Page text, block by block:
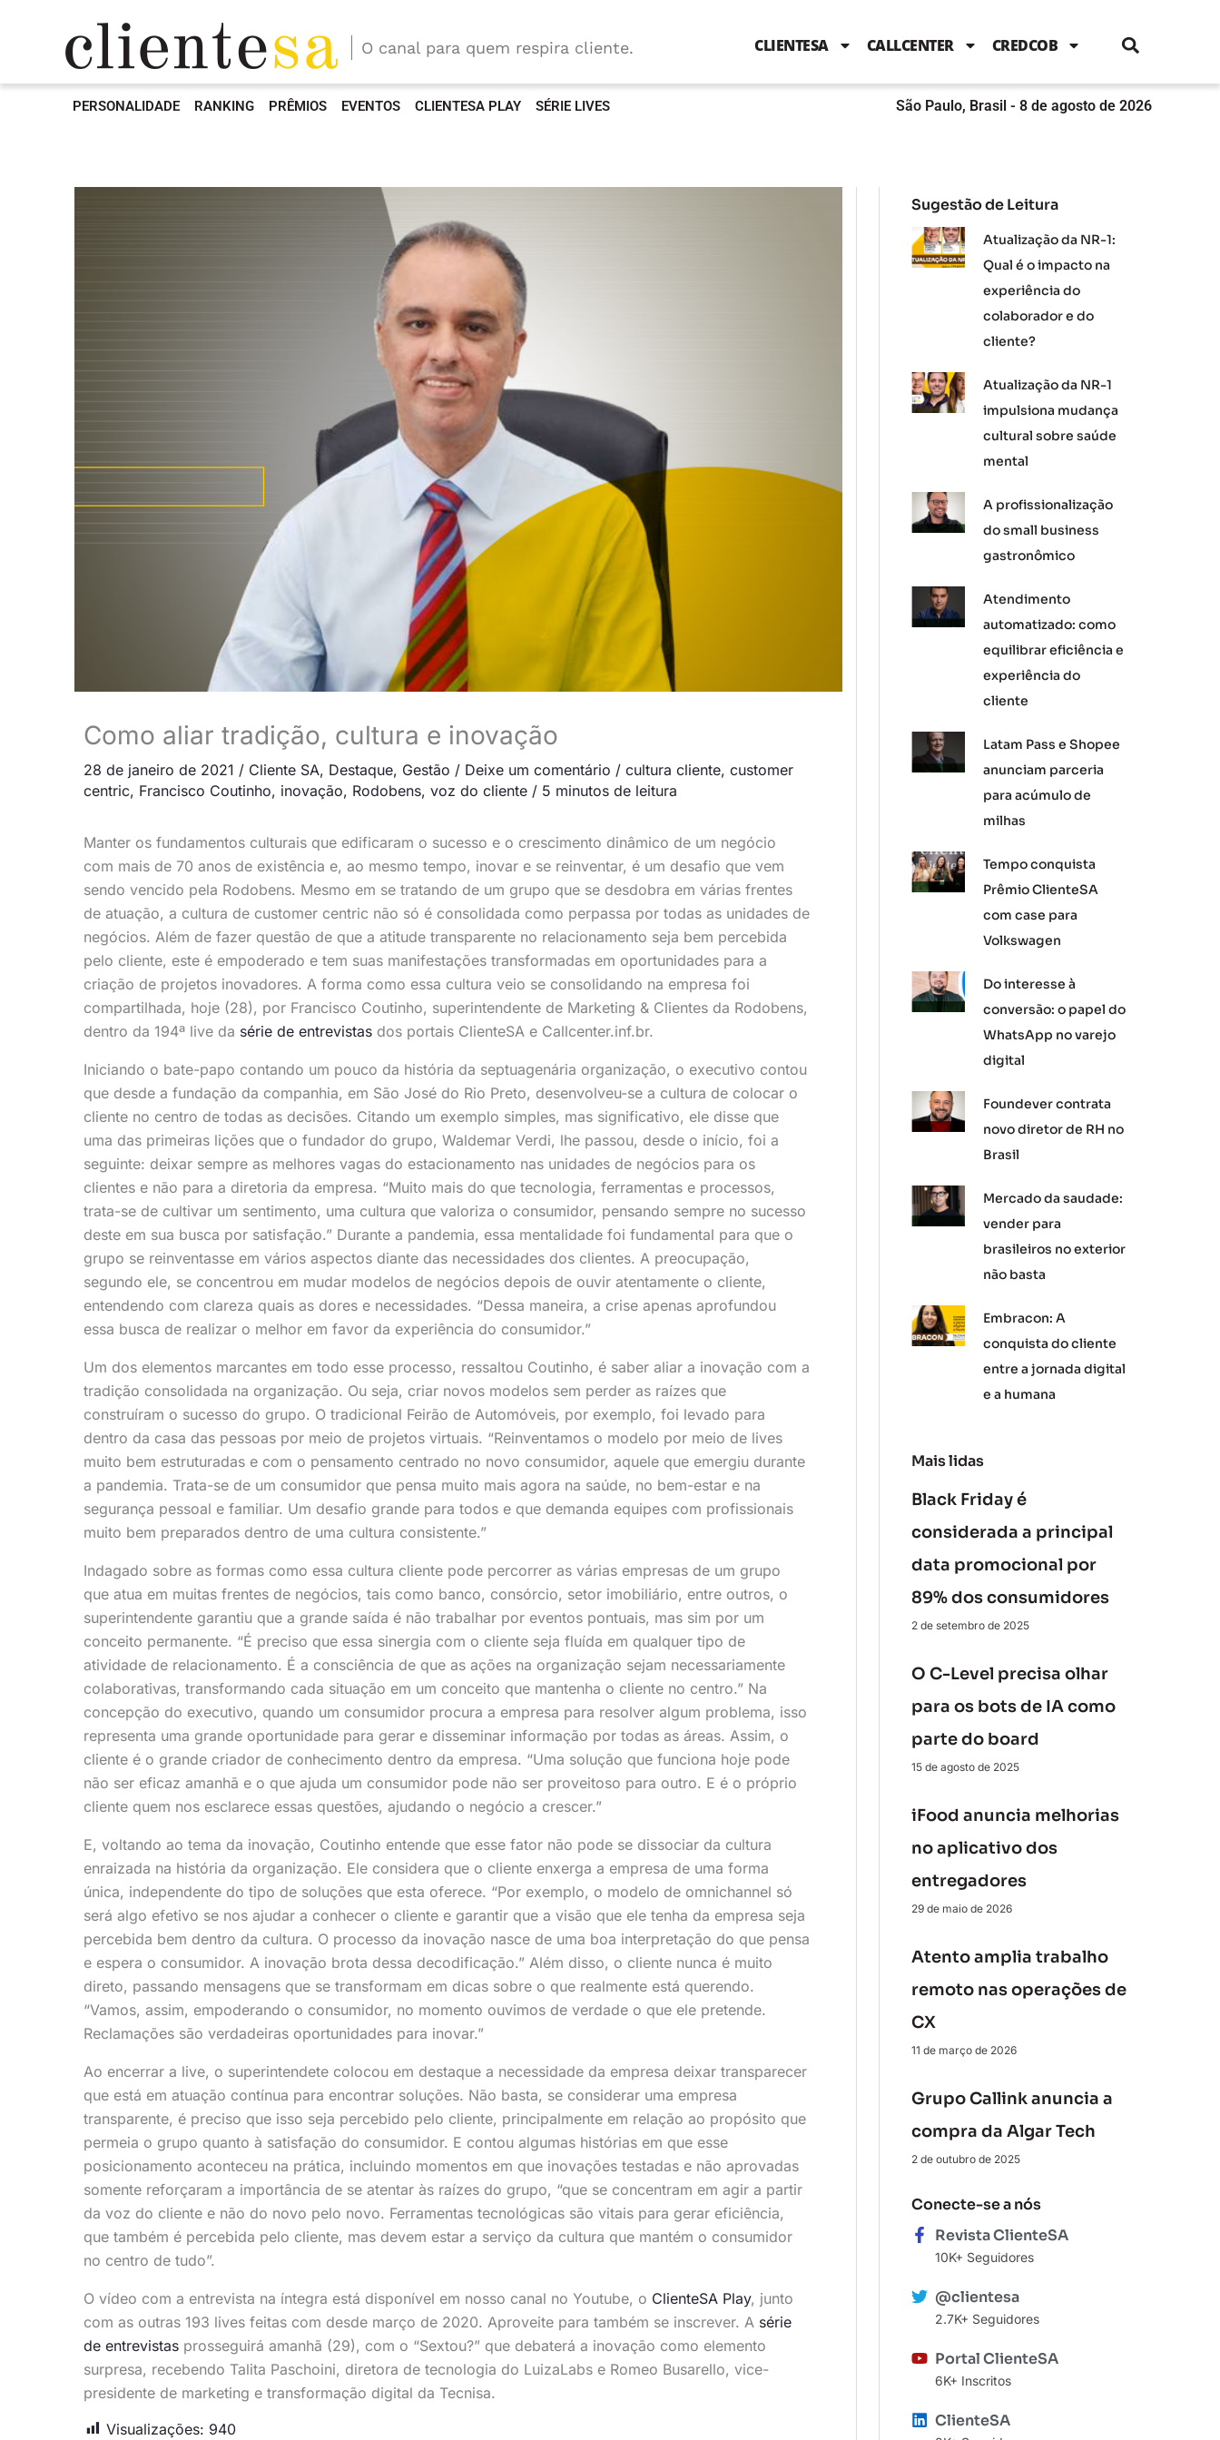
b
o
k
t
e
b
n
g
a
m
O canal para quem respira cliente. CLIENTESA CALLCENTER CREDCOB
PERSONALIDADE RANKING PRÊMIOS EVENTOS CLIENTESA PLAY SÉRIE LIVES São Paulo, Brasil - 8 de agosto de 2026
Como aliar tradição, cultura e inovação
28 de janeiro de 2021 / Cliente SA, Destaque, Gestão / Deixe um comentário / cultura cliente, customer
centric, Francisco Coutinho, inovação, Rodobens, voz do cliente / 5 minutos de leitura
Manter os fundamentos culturais que edificaram o sucesso e o crescimento dinâmico de um negócio
com mais de 70 anos de existência e, ao mesmo tempo, inovar e se reinventar, é um desafio que vem
sendo vencido pela Rodobens. Mesmo em se tratando de um grupo que se desdobra em várias frentes
de atuação, a cultura de customer centric não só é consolidada como perpassa por todas as unidades de
negócios. Além de fazer questão de que a atitude transparente no relacionamento seja bem percebida
pelo cliente, este é empoderado e tem suas manifestações transformadas em oportunidades para a
criação de projetos inovadores. A forma como essa cultura veio se consolidando na empresa foi
compartilhada, hoje (28), por Francisco Coutinho, superintendente de Marketing & Clientes da Rodobens,
dentro da 194ª live da série de entrevistas dos portais ClienteSA e Callcenter.inf.br.
Iniciando o bate-papo contando um pouco da história da septuagenária organização, o executivo contou
que desde a fundação da companhia, em São José do Rio Preto, desenvolveu-se a cultura de colocar o
cliente no centro de todas as decisões. Citando um exemplo simples, mas significativo, ele disse que
uma das primeiras lições que o fundador do grupo, Waldemar Verdi, lhe passou, desde o início, foi a
seguinte: deixar sempre as melhores vagas do estacionamento nas unidades de negócios para os
clientes e não para a diretoria da empresa. “Muito mais do que tecnologia, ferramentas e processos,
trata-se de cultivar um sentimento, uma cultura que valoriza o consumidor, pensando sempre no sucesso
deste em sua busca por satisfação.” Durante a pandemia, essa mentalidade foi fundamental para que o
grupo se reinventasse em vários aspectos diante das necessidades dos clientes. A preocupação,
segundo ele, se concentrou em mudar modelos de negócios depois de ouvir atentamente o cliente,
entendendo com clareza quais as dores e necessidades. “Dessa maneira, a crise apenas aprofundou
essa busca de realizar o melhor em favor da experiência do consumidor.”
Um dos elementos marcantes em todo esse processo, ressaltou Coutinho, é saber aliar a inovação com a
tradição consolidada na organização. Ou seja, criar novos modelos sem perder as raízes que
construíram o sucesso do grupo. O tradicional Feirão de Automóveis, por exemplo, foi levado para
dentro da casa das pessoas por meio de projetos virtuais. “Reinventamos o modelo por meio de lives
muito bem estruturadas e com o pensamento centrado no novo consumidor, aquele que emergiu durante
a pandemia. Trata-se de um consumidor que pensa muito mais agora na saúde, no bem-estar e na
segurança pessoal e familiar. Um desafio grande para todos e que demanda equipes com profissionais
muito bem preparados dentro de uma cultura consistente.”
Indagado sobre as formas como essa cultura cliente pode percorrer as várias empresas de um grupo
que atua em muitas frentes de negócios, tais como banco, consórcio, setor imobiliário, entre outros, o
superintendente garantiu que a grande saída é não trabalhar por eventos pontuais, mas sim por um
conceito permanente. “É preciso que essa sinergia com o cliente seja fluída em qualquer tipo de
atividade de relacionamento. É a consciência de que as ações na organização sejam necessariamente
colaborativas, transformando cada situação em um conceito que mantenha o cliente no centro.” Na
concepção do executivo, quando um consumidor procura a empresa para resolver algum problema, isso
representa uma grande oportunidade para gerar e disseminar informação por todas as áreas. Assim, o
cliente é o grande criador de conhecimento dentro da empresa. “Uma solução que funciona hoje pode
não ser eficaz amanhã e o que ajuda um consumidor pode não ser proveitoso para outro. E é o próprio
cliente quem nos esclarece essas questões, ajudando o negócio a crescer.”
E, voltando ao tema da inovação, Coutinho entende que esse fator não pode se dissociar da cultura
enraizada na história da organização. Ele considera que o cliente enxerga a empresa de uma forma
única, independente do tipo de soluções que esta oferece. “Por exemplo, o modelo de omnichannel só
será algo efetivo se nos ajudar a conhecer o cliente e garantir que a visão que ele tenha da empresa seja
percebida bem dentro da cultura. O processo da inovação nasce de uma boa interpretação do que pensa
e espera o consumidor. A inovação brota dessa decodificação.” Além disso, o cliente nunca é muito
direto, passando mensagens que se transformam em dicas sobre o que realmente está querendo.
“Vamos, assim, empoderando o consumidor, no momento ouvimos de verdade o que ele pretende.
Reclamações são verdadeiras oportunidades para inovar.”
Ao encerrar a live, o superintendete colocou em destaque a necessidade da empresa deixar transparecer
que está em atuação contínua para encontrar soluções. Não basta, se considerar uma empresa
transparente, é preciso que isso seja percebido pelo cliente, principalmente em relação ao propósito que
permeia o grupo quanto à satisfação do consumidor. E contou algumas histórias em que esse
posicionamento aconteceu na prática, incluindo momentos em que inovações testadas e não aprovadas
somente reforçaram a importância de se atentar às raízes do grupo, “que se concentram em agir a partir
da voz do cliente e não do novo pelo novo. Ferramentas tecnológicas são vitais para gerar eficiência,
que também é percebida pelo cliente, mas devem estar a serviço da cultura que mantém o consumidor
no centro de tudo”.
O vídeo com a entrevista na íntegra está disponível em nosso canal no Youtube, o ClienteSA Play, junto
com as outras 193 lives feitas com desde março de 2020. Aproveite para também se inscrever. A série
de entrevistas prosseguirá amanhã (29), com o “Sextou?” que debaterá a inovação como elemento
surpresa, recebendo Talita Paschoini, diretora de tecnologia do LuizaLabs e Romeo Busarello, vice-
presidente de marketing e transformação digital da Tecnisa.
Visualizações: 940
Sugestão de Leitura
Atualização da NR-1:
Qual é o impacto na
experiência do
colaborador e do
cliente?
Atualização da NR-1
impulsiona mudança
cultural sobre saúde
mental
A profissionalização
do small business
gastronômico
Atendimento
automatizado: como
equilibrar eficiência e
experiência do
cliente
Latam Pass e Shopee
anunciam parceria
para acúmulo de
milhas
Tempo conquista
Prêmio ClienteSA
com case para
Volkswagen
Do interesse à
conversão: o papel do
WhatsApp no varejo
digital
Foundever contrata
novo diretor de RH no
Brasil
Mercado da saudade:
vender para
brasileiros no exterior
não basta
Embracon: A
conquista do cliente
entre a jornada digital
e a humana
Mais lidas
Black Friday é
considerada a principal
data promocional por
89% dos consumidores
2 de setembro de 2025
O C-Level precisa olhar
para os bots de IA como
parte do board
15 de agosto de 2025
iFood anuncia melhorias
no aplicativo dos
entregadores
29 de maio de 2026
Atento amplia trabalho
remoto nas operações de
CX
11 de março de 2026
Grupo Callink anuncia a
compra da Algar Tech
2 de outubro de 2025
Conecte-se a nós
Revista ClienteSA
10K+ Seguidores
@clientesa
2.7K+ Seguidores
Portal ClienteSA
6K+ Inscritos
ClienteSA